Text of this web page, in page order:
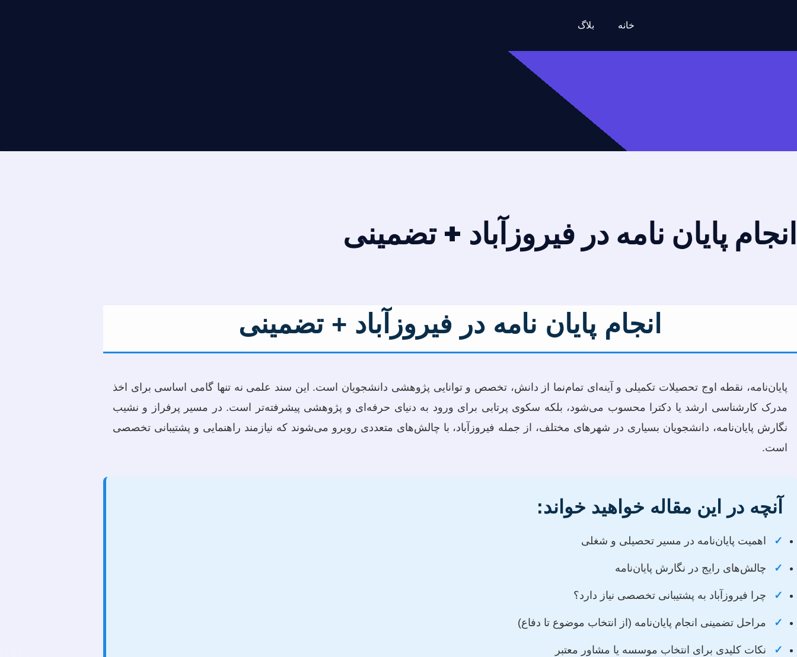
خانه بلاگ
انجام پایان نامه در فیروزآباد + تضمینی
انجام پایان نامه در فیروزآباد + تضمینی
پایان‌نامه، نقطه اوج تحصیلات تکمیلی و آینه‌ای تمام‌نما از دانش، تخصص و توانایی پژوهشی دانشجویان است. این سند علمی نه تنها گامی اساسی برای اخذ
مدرک کارشناسی ارشد یا دکترا محسوب می‌شود، بلکه سکوی پرتابی برای ورود به دنیای حرفه‌ای و پژوهشی پیشرفته‌تر است. در مسیر پرفراز و نشیب
نگارش پایان‌نامه، دانشجویان بسیاری در شهرهای مختلف، از جمله فیروزآباد، با چالش‌های متعددی روبرو می‌شوند که نیازمند راهنمایی و پشتیبانی تخصصی
است.
آنچه در این مقاله خواهید خواند:
✓ اهمیت پایان‌نامه در مسیر تحصیلی و شغلی
✓ چالش‌های رایج در نگارش پایان‌نامه
✓ چرا فیروزآباد به پشتیبانی تخصصی نیاز دارد؟
✓ مراحل تضمینی انجام پایان‌نامه (از انتخاب موضوع تا دفاع)
✓ نکات کلیدی برای انتخاب موسسه یا مشاور معتبر